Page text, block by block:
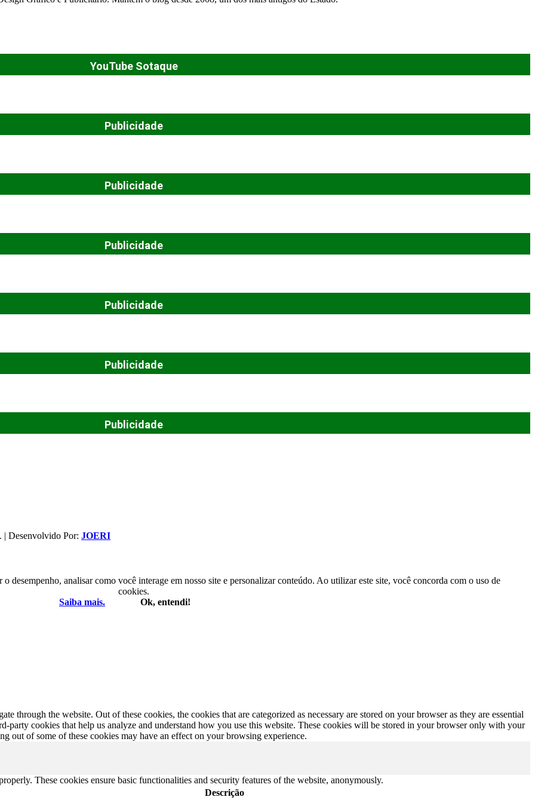
YouTube Sotaque
Publicidade
Publicidade
Publicidade
Publicidade
Publicidade
Publicidade
| Desenvolvido Por: JOERI
desempenho, analisar como você interage em nosso site e personalizar conteúdo. Ao utilizar este site, você concorda com o uso de
cookies.
Saiba mais.
Ok, entendi!
through the website. Out of these cookies, the cookies that are categorized as necessary are stored on your browser as they are essential
party cookies that help us analyze and understand how you use this website. These cookies will be stored in your browser only with your
out of some of these cookies may have an effect on your browsing experience.
These cookies ensure basic functionalities and security features of the website, anonymously.
Descrição